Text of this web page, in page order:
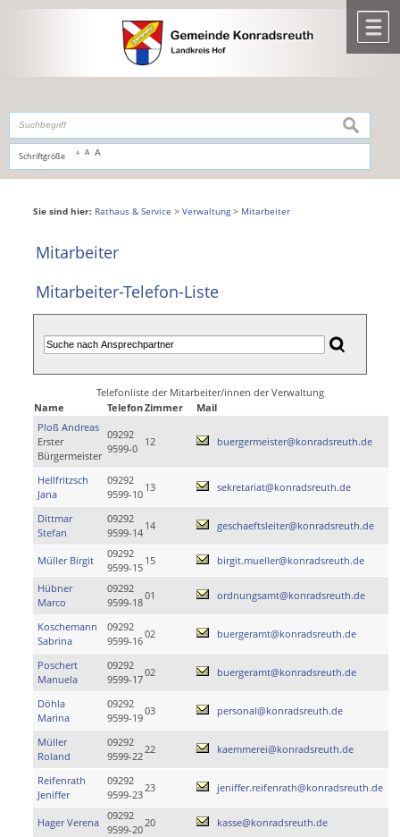
,zur Navigationoderzur Startseitespringen.
Schriftgröße A A A
suchen
Sie sind hier: Rathaus & Service > Verwaltung> Mitarbeiter
Mitarbeiter
Mitarbeiter-Telefon-Liste
Telefonliste der Mitarbeiter/innen der Verwaltung
Name
TelefonZimmer
Mail
Ploß Andreas
Erster
Bürgermeister
09292
9599-0
12 buergermeister@konradsreuth.de
Hellfritzsch
Jana
09292
9599-10
13 sekretariat@konradsreuth.de
Dittmar
Stefan
09292
9599-14
14 geschaeftsleiter@konradsreuth.de
Müller Birgit
09292
9599-15
15 birgit.mueller@konradsreuth.de
Hübner
Marco
09292
9599-18
01 ordnungsamt@konradsreuth.de
Koschemann
Sabrina
09292
9599-16
02 buergeramt@konradsreuth.de
Poschert
Manuela
09292
9599-17
02 buergeramt@konradsreuth.de
Döhla
Marina
09292
9599-19
03 personal@konradsreuth.de
Müller
Roland
09292
9599-22
22 kaemmerei@konradsreuth.de
Reifenrath
Jeniffer
09292
9599-23
23 jeniffer.reifenrath@konradsreuth.de
Hager Verena
09292
9599-20
20 kasse@konradsreuth.de